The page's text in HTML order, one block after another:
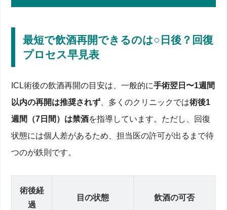
最短で飲酒再開できるのは○日後？回復
プロセス早見表
ICL術後の飲酒再開の目安は、一般的に手術翌日〜1週間
以内の再開は推奨されず 、多くのクリニックでは術後1
週間（7日間）は禁酒を指導しています。ただし、回復
状態には個人差があるため、担当医の許可が出るまで待
つのが鉄則です。
術後経
過
目の状態 飲酒の可否